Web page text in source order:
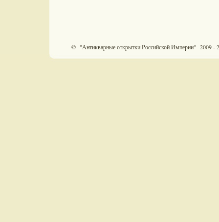
© "Антикварные открытки Российской Империи" 2009 -